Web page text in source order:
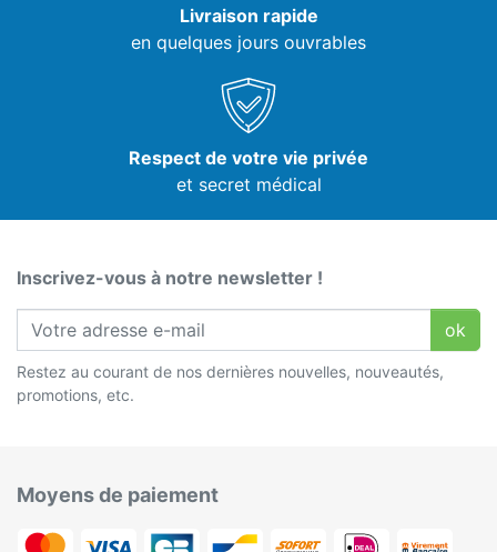
Livraison rapide
en quelques jours ouvrables
Respect de votre vie privée
et secret médical
Inscrivez-vous à notre newsletter !
ok
Restez au courant de nos dernières nouvelles, nouveautés,
promotions, etc.
Moyens de paiement